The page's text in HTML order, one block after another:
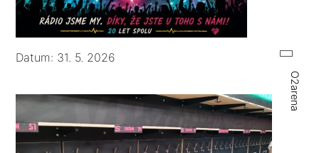
Datum: 31. 5. 2026
O2arena